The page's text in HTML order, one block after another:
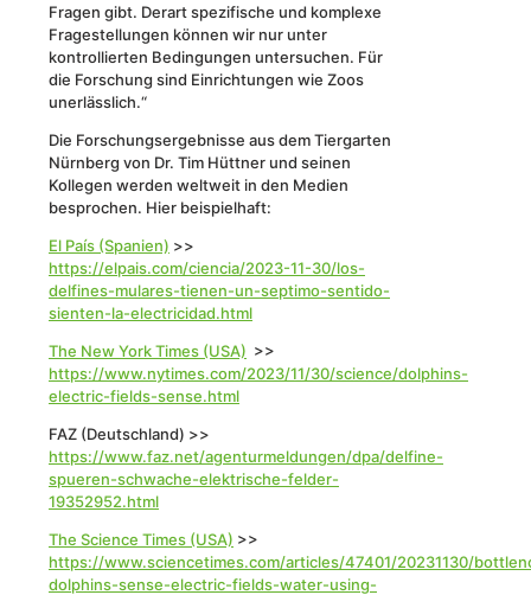
Fragen gibt. Derart spezifische und komplexe
Fragestellungen können wir nur unter
kontrollierten Bedingungen untersuchen. Für
die Forschung sind Einrichtungen wie Zoos
unerlässlich.“
Die Forschungsergebnisse aus dem Tiergarten
Nürnberg von Dr. Tim Hüttner und seinen
Kollegen werden weltweit in den Medien
besprochen. Hier beispielhaft:
El País (Spanien) >>
https://elpais.com/ciencia/2023-11-30/los-
delfines-mulares-tienen-un-septimo-sentido-
sienten-la-electricidad.html
The New York Times (USA) >>
https://www.nytimes.com/2023/11/30/science/dolphins-
electric-fields-sense.html
FAZ (Deutschland) >>
https://www.faz.net/agenturmeldungen/dpa/delfine-
spueren-schwache-elektrische-felder-
19352952.html
The Science Times (USA) >>
https://www.sciencetimes.com/articles/47401/20231130/
dolphins-sense-electric-fields-water-using-